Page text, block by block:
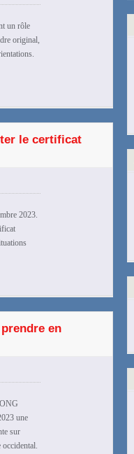
un rôle
original,
le certificat
2023.
en
une
sur
occidental.